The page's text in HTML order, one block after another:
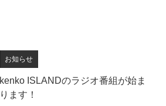
お知らせ
kenko ISLANDのラジオ番組が始ま
ります！